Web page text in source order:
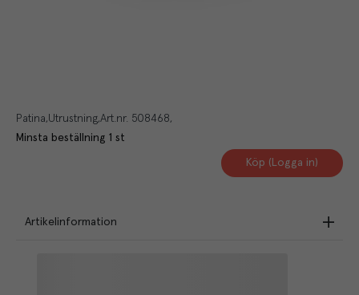
Patina Utrustning Art.nr. 508468
Minsta beställning 1 st
Köp (Logga in)
Artikelinformation